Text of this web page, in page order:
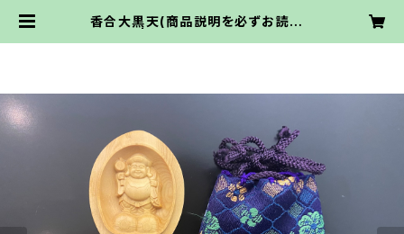
香合大黒天(商品説明を必ずお読みく